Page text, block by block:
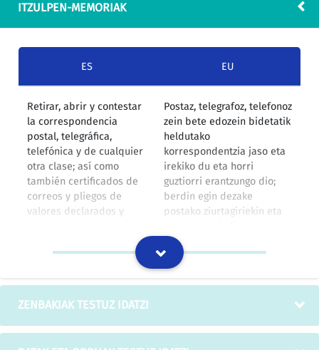
ITZULPEN-MEMORIAK
ES EU
Retirar, abrir y contestar
la correspondencia
postal, telegráfica,
telefónica y de cualquier
otra clase; así como
también certificados de
correos y pliegos de
valores declarados y
igualmente, retirar de las
aduanas, de los muelles
de cualquier puerto, y de
los paquetes, bultos y
demás objetos
Postaz, telegrafoz, telefonoz
zein bete edozein bidetatik
heldutako
korrespondentzia jaso eta
irekiko du eta horri
guztiorri erantzungo dio;
berdin egin dezake
postako ziurtagiriekin eta
orriekin, baita postako
igorpen eta bidalketekin
ere; hala egin lezake
sozietatearen izenean
geltokietatik, aduanetatik,
itsas portuetako kaietatik
ZENBAKIAK TESTUZ IDATZI